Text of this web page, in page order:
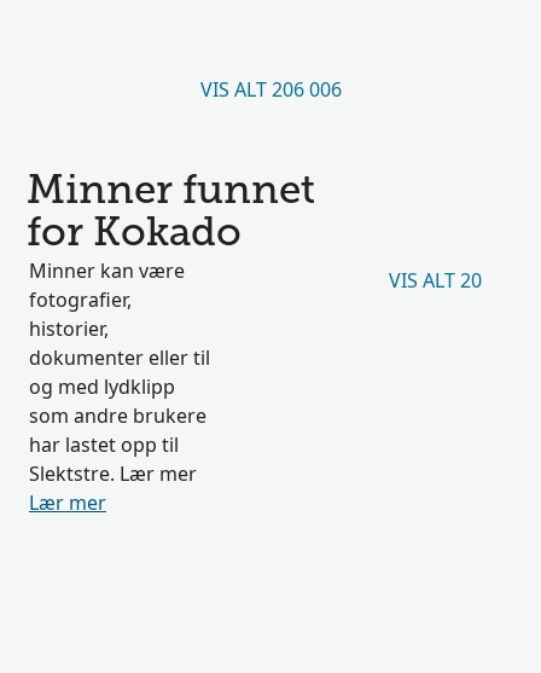
VIS ALT 206 006
Minner funnet
for Kokado
Minner kan være
fotografier,
historier,
dokumenter eller til
og med lydklipp
som andre brukere
har lastet opp til
Slektstre. Lær mer
Lær mer
VIS ALT 20